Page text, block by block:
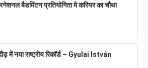
बैडमिंटन प्रतियोगिता मे करियर का चौथा
में नया राष्ट्रीय रिकॉर्ड – Gyulai István